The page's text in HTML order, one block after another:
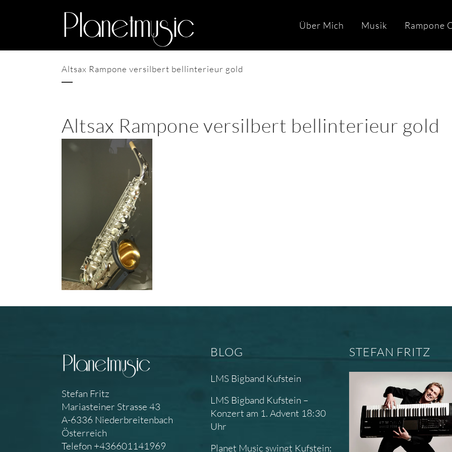
Über Mich Musik Rampone
Altsax Rampone versilbert bellinterieur gold
Altsax Rampone versilbert bellinterieur gold
Stefan Fritz
Mariasteiner Strasse 43
A-6336 Niederbreitenbach
Österreich
Telefon +436601141969
BLOG
LMS Bigband Kufstein
LMS Bigband Kufstein –
Konzert am 1. Advent 18:30
Uhr
Planet Music swingt Kufstein:
STEFAN FRITZ